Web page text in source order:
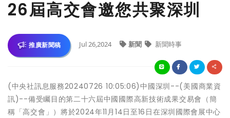
26屆高交會邀您共聚深圳
推廣新聞稿 Jul 26,2024 新聞 新聞時事
(中央社訊息服務20240726 10:05:06)中國深圳--(美國商業資
訊)--備受矚目的第二十六屆中國國際高新技術成果交易會（簡
稱「高交會」）將於2024年11月14日至16日在深圳國際會展中心